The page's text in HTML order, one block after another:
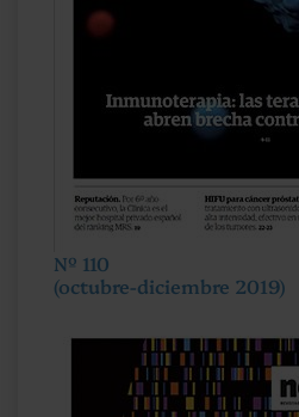
Nº 110
(octubre-diciembre 2019)